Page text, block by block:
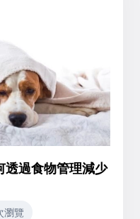
透過食物管理減少
瀏覽